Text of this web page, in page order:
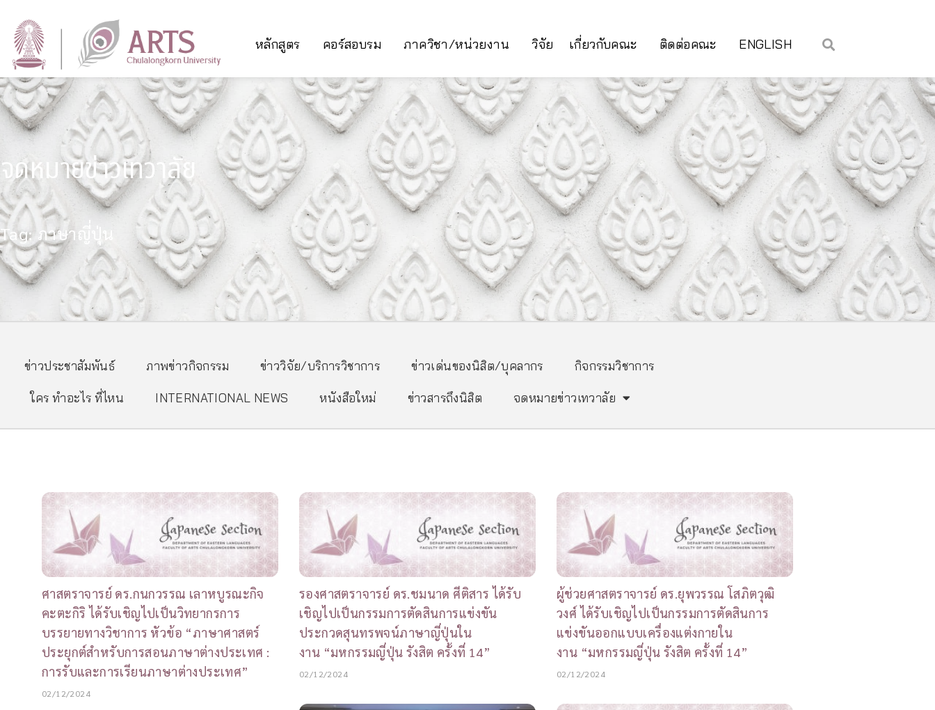
หลักสูตร คอร์สอบรม ภาควิชา/หน่วยงาน วิจัย เกี่ยวกับคณะ ติดต่อคณะ ENGLISH
จดหมายข่าวเทวาลัย
Tag: ภาษาญี่ปุ่น
ข่าวประชาสัมพันธ์ ภาพข่าวกิจกรรม ข่าววิจัย/บริการวิชาการ ข่าวเด่นของนิสิต/บุคลากร กิจกรรมวิชาการ
ใคร ทำอะไร ที่ไหน INTERNATIONAL NEWS หนังสือใหม่ ข่าวสารถึงนิสิต จดหมายข่าวเทวาลัย
ศาสตราจารย์ ดร.กนกวรรณ เลาหบูรณะกิจ
คะตะกิริ ได้รับเชิญไปเป็นวิทยากรการ
บรรยายทางวิชาการ หัวข้อ “ภาษาศาสตร์
ประยุกต์สำหรับการสอนภาษาต่างประเทศ :
การรับและการเรียนภาษาต่างประเทศ”
02/12/2024
รองศาสตราจารย์ ดร.ชมนาด ศีติสาร ได้รับ
เชิญไปเป็นกรรมการตัดสินการแข่งขัน
ประกวดสุนทรพจน์ภาษาญี่ปุ่นใน
งาน “มหกรรมญี่ปุ่น รังสิต ครั้งที่ 14”
02/12/2024
ผู้ช่วยศาสตราจารย์ ดร.ยุพวรรณ โสภิตวุฒิ
วงศ์ ได้รับเชิญไปเป็นกรรมการตัดสินการ
แข่งขันออกแบบเครื่องแต่งกายใน
งาน “มหกรรมญี่ปุ่น รังสิต ครั้งที่ 14”
02/12/2024